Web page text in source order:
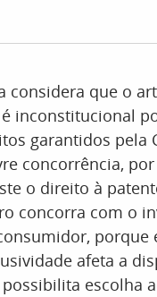
considera que o
inconstitucional
garantidos pela
concorrência,
o direito à
concorra com o
porque
afeta a
escolha